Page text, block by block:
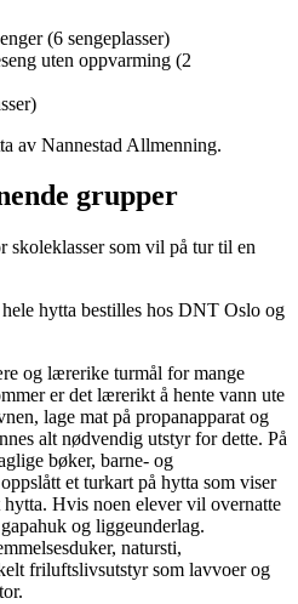
(6 sengeplasser)
uten oppvarming (2
av Nannestad Allmenning.
grupper
skoleklasser som vil på tur til en
hytta bestilles hos DNT Oslo og
og lærerike turmål for mange
er det lærerikt å hente vann ute
lage mat på propanapparat og
alt nødvendig utstyr for dette. På
bøker, barne- og
et turkart på hytta som viser
Hvis noen elever vil overnatte
og liggeunderlag.
natursti,
friluftslivsutstyr som lavvoer og